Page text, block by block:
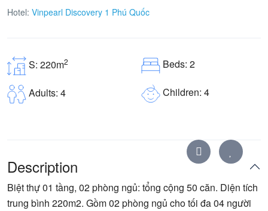
Hotel: Vinpearl Discovery 1 Phú Quốc
S: 220m2 Beds: 2
Adults: 4 Children: 4
Description
Biệt thự 01 tầng, 02 phòng ngủ: tổng cộng 50 căn. Diện tích
trung bình 220m2. Gồm 02 phòng ngủ cho tối đa 04 người